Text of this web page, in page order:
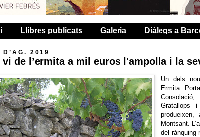
Llibres publicats Galeria Diàlegs a
D’AG. 2019
vi de l’ermita a mil euros l'ampolla i la
Un dels
Ermita.
Gratallops
Montsant.
del rànquing